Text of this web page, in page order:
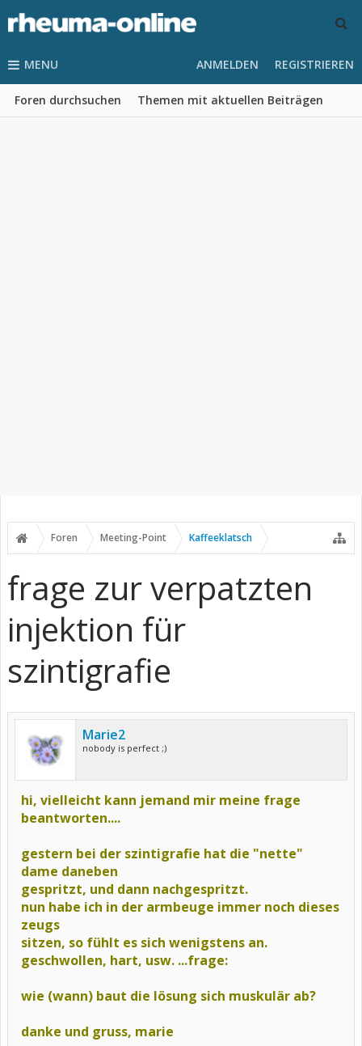
MENU
Foren durchsuchen Themen mit aktuellen Beiträgen
ANMELDEN REGISTRIEREN
Foren Meeting-Point Kaffeeklatsch
frage zur verpatzten
injektion für
szintigrafie
Marie2
nobody is perfect ;)
hi, vielleicht kann jemand mir meine frage
beantworten....
gestern bei der szintigrafie hat die "nette"
dame daneben
gespritzt, und dann nachgespritzt.
nun habe ich in der armbeuge immer noch dieses
zeugs
sitzen, so fühlt es sich wenigstens an.
geschwollen, hart, usw. ...frage:
wie (wann) baut die lösung sich muskulär ab?
danke und gruss, marie